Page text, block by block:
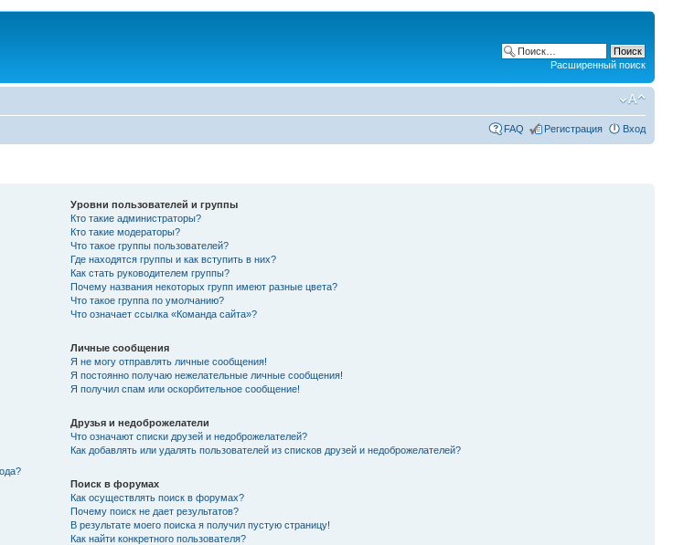
Расширенный поиск
FAQ Регистрация Вход
Уровни пользователей и группы
Кто такие администраторы?
Кто такие модераторы?
Что такое группы пользователей?
Где находятся группы и как вступить в них?
Как стать руководителем группы?
Почему названия некоторых групп имеют разные цвета?
Что такое группа по умолчанию?
Что означает ссылка «Команда сайта»?
Личные сообщения
Я не могу отправлять личные сообщения!
Я постоянно получаю нежелательные личные сообщения!
Я получил спам или оскорбительное сообщение!
Друзья и недоброжелатели
Что означают списки друзей и недоброжелателей?
Как добавлять или удалять пользователей из списков друзей и недоброжелателей?
Поиск в форумах
Как осуществлять поиск в форумах?
Почему поиск не дает результатов?
В результате моего поиска я получил пустую страницу!
Как найти конкретного пользователя?